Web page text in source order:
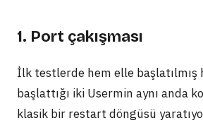
1. Port çakışması
İlk testlerde hem elle başlatılmış
başlattığı iki Usermin aynı anda
klasik bir restart döngüsü